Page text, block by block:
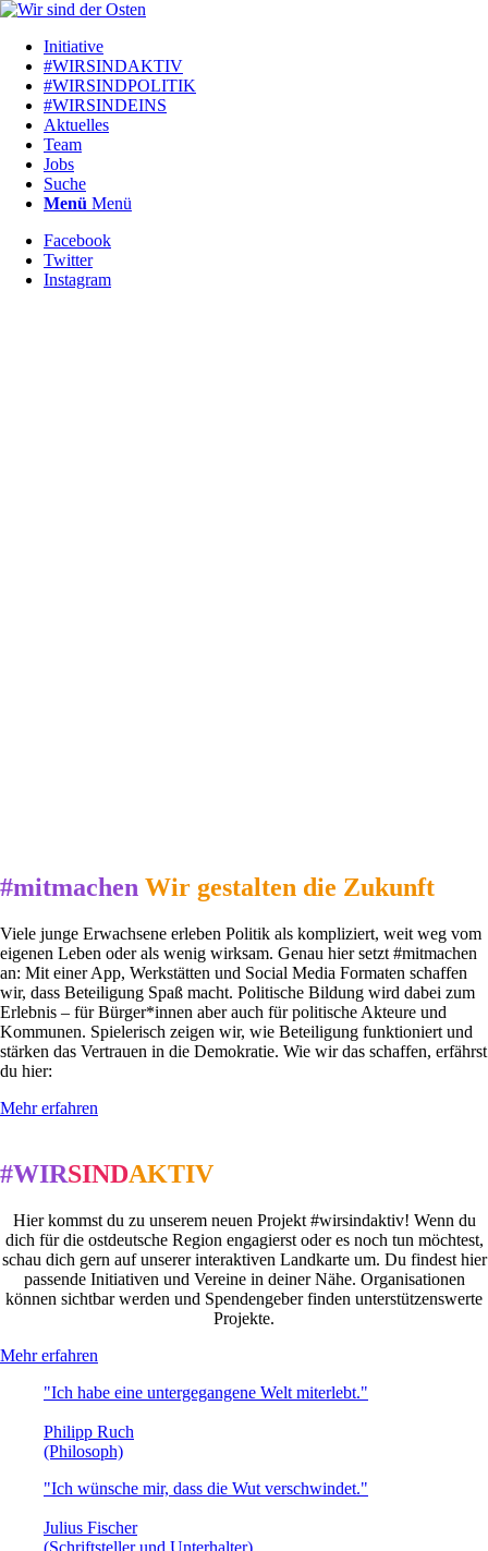
Initiative
#WIRSINDAKTIV
#WIRSINDPOLITIK
#WIRSINDEINS
Aktuelles
Team
Jobs
Suche
Menü Menü
Facebook
Twitter
Instagram
#mitmachen Wir gestalten die Zukunft
Viele junge Erwachsene erleben Politik als kompliziert, weit weg vom
eigenen Leben oder als wenig wirksam. Genau hier setzt #mitmachen
an: Mit einer App, Werkstätten und Social Media Formaten schaffen
wir, dass Beteiligung Spaß macht. Politische Bildung wird dabei zum
Erlebnis – für Bürger*innen aber auch für politische Akteure und
Kommunen. Spielerisch zeigen wir, wie Beteiligung funktioniert und
stärken das Vertrauen in die Demokratie. Wie wir das schaffen, erfährst
du hier:
Mehr erfahren
#WIRSINDAKTIV
Hier kommst du zu unserem neuen Projekt #wirsindaktiv! Wenn du
dich für die ostdeutsche Region engagierst oder es noch tun möchtest,
schau dich gern auf unserer interaktiven Landkarte um. Du findest hier
passende Initiativen und Vereine in deiner Nähe. Organisationen
können sichtbar werden und Spendengeber finden unterstützenswerte
Projekte.
Mehr erfahren
"Ich habe eine untergegangene Welt miterlebt."
Philipp Ruch
(Philosoph)
"Ich wünsche mir, dass die Wut verschwindet."
Julius Fischer
(Schriftsteller und Unterhalter)